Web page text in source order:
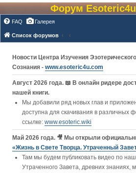
Форум
FAQ Галерея
Список форумов
Новости Центра Изучения
Сознания - www.esoteric4u.com
Август 2026 года. 📖 В онлайн ридере
нашей книги.
Мы добавили ряд новых глав и
доступна для скачивания в различных
ссылке: www.esoteric.wiki
Май 2026 года. 🎥 Мы открыли
«Жизнь в Свете Творца. Утраченный
Там мы будем публиковать видео по
Утраченного Завета, древних знаниях,